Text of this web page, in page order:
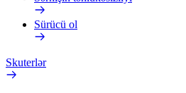
Sürücü ol
Skuterlər